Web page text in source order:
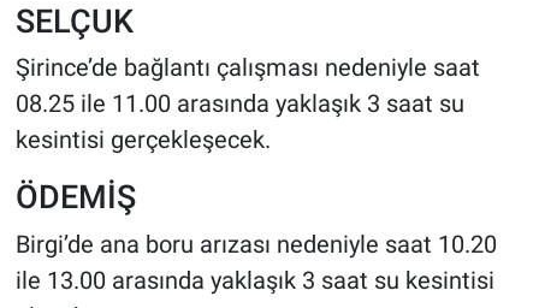
SELÇUK
Şirince’de bağlantı çalışması nedeniyle saat
08.25 ile 11.00 arasında yaklaşık 3 saat su
kesintisi gerçekleşecek.
ÖDEMİŞ
Birgi’de ana boru arızası nedeniyle saat 10.20
ile 13.00 arasında yaklaşık 3 saat su kesintisi